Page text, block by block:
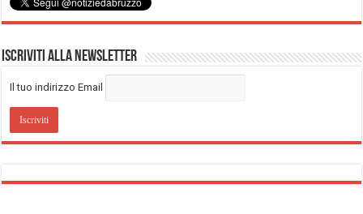
Iscriviti alla Newsletter
Il tuo indirizzo Email